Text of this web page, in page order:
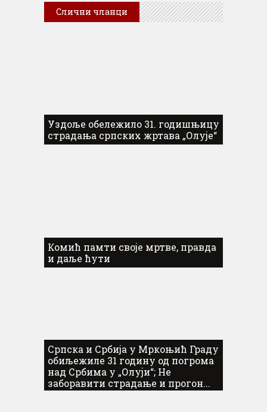
Слични чланци
Уздоље обележило 31. годишњицу
страдања српских жртава „Олује“
Комић памти своје мртве, правда
и даље ћути
Српска и Србија у Мркоњић Граду
обиљежиле 31 годину од погрома
над Србима у „Олуји“; Не
заборавити страдање и прогон...